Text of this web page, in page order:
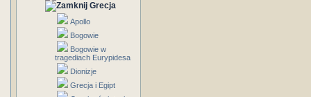
Grecja
Apollo
Bogowie
Bogowie w
tragediach Eurypidesa
Dionizje
Grecja i Egipt